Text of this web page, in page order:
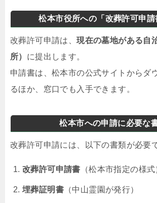
松本市役所への「改葬許可申請
改葬許可申請は、現在の墓地がある自
所） に提出します。
申請書は、松本市の公式サイトからダ
るほか、窓口でも入手できます。
松本市への申請に必要な
改葬許可申請には、以下の書類が必要
改葬許可申請書 （松本市指定の様式
埋葬証明書 （中山霊園が発行）